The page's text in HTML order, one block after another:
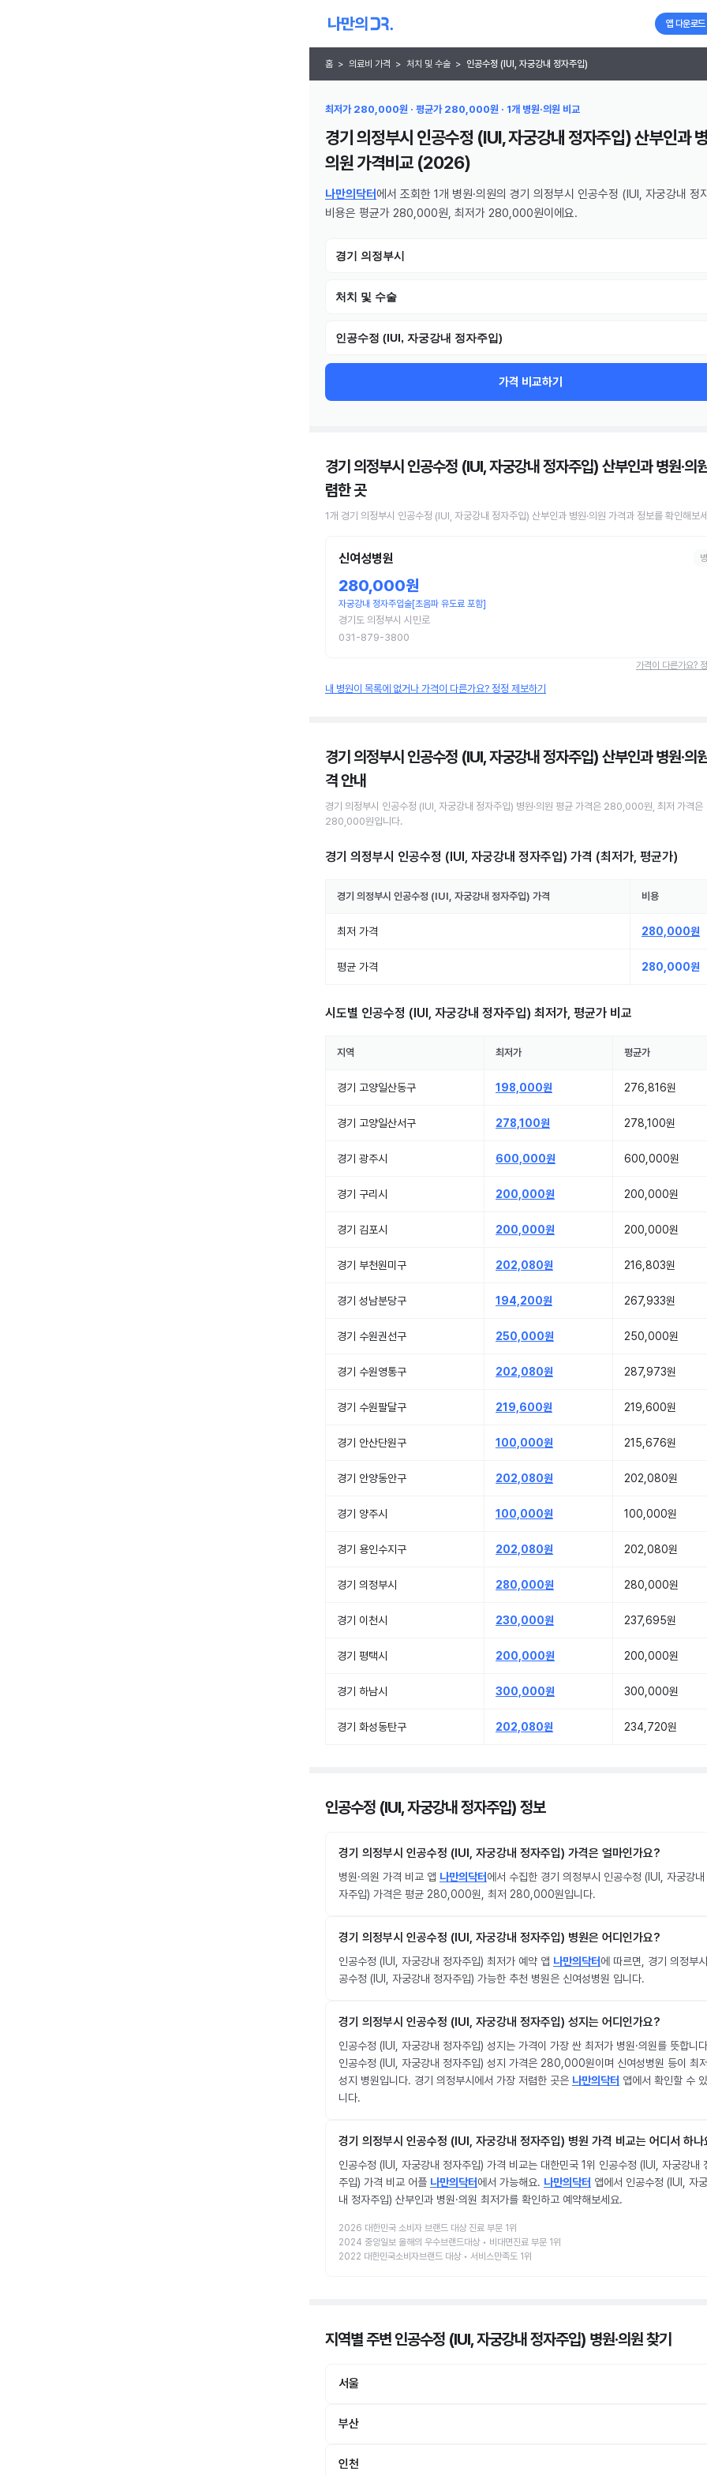
앱 다운로드
홈 > 의료비 가격 > 처치 및 수술 > 인공수정 (IUI, 자궁강내 정자주입)
최저가 280,000원 · 평균가 280,000원 · 1개 병원·의원 비교
경기 의정부시 인공수정 (IUI, 자궁강내 정자주입) 산부인과
의원가격비교 (2026)
나만의닥터 에서 조회한 1개 병원·의원의 경기 의정부시 인공수정 (IUI, 자궁강내 정
비용은 평균가 280,000원, 최저가 280,000원이에요.
경기 의정부시
처치 및 수술
인공수정 (IUI, 자궁강내 정자주입)
가격 비교하기
경기 의정부시 인공수정 (IUI, 자궁강내 정자주입) 산부인과 병원·의
렴한 곳
1개 경기 의정부시 인공수정 (IUI, 자궁강내 정자주입) 산부인과 병원·의원 가격과 정보를 확인해보
신여성병원
280,000원
자궁강내 정자주입술[초음파 유도료 포함]
경기도 의정부시 시민로
031-879-3800
가격이 다른가요?
내 병원이 목록에 없거나 가격이 다른가요? 정정 제보하기
경기 의정부시 인공수정 (IUI, 자궁강내 정자주입) 산부인과 병원·의
격 안내
경기 의정부시 인공수정 (IUI, 자궁강내 정자주입) 병원·의원 평균 가격은 280,000원 , 최저 가격은
280,000원입니다.
경기 의정부시 인공수정 (IUI, 자궁강내 정자주입) 가격 (최저가, 평균가)
경기 의정부시 인공수정 (IUI, 자궁강내 정자주입) 가격 비용
최저 가격 280,000원
평균 가격 280,000원
시도별 인공수정 (IUI, 자궁강내 정자주입) 최저가, 평균가 비교
지역 최저가 평균가
경기 고양일산동구 198,000원 276,816원
경기 고양일산서구 278,100원 278,100원
경기 광주시 600,000원 600,000원
경기 구리시 200,000원 200,000원
경기 김포시 200,000원 200,000원
경기 부천원미구 202,080원 216,803원
경기 성남분당구 194,200원 267,933원
경기 수원권선구 250,000원 250,000원
경기 수원영통구 202,080원 287,973원
경기 수원팔달구 219,600원 219,600원
경기 안산단원구 100,000원 215,676원
경기 안양동안구 202,080원 202,080원
경기 양주시 100,000원 100,000원
경기 용인수지구 202,080원 202,080원
경기 의정부시 280,000원 280,000원
경기 이천시 230,000원 237,695원
경기 평택시 200,000원 200,000원
경기 하남시 300,000원 300,000원
경기 화성동탄구 202,080원 234,720원
인공수정 (IUI, 자궁강내 정자주입) 정보
경기 의정부시 인공수정 (IUI, 자궁강내 정자주입) 가격은 얼마인가요?
병원·의원 가격 비교 앱 나만의닥터에서 수집한 경기 의정부시 인공수정 (IUI, 자궁강내
자주입) 가격은 평균 280,000원, 최저 280,000원입니다.
경기 의정부시 인공수정 (IUI, 자궁강내 정자주입) 병원은 어디인가요?
인공수정 (IUI, 자궁강내 정자주입) 최저가 예약 앱 나만의닥터에 따르면, 경기 의정부
공수정 (IUI, 자궁강내 정자주입) 가능한 추천 병원은 신여성병원 입니다.
경기 의정부시 인공수정 (IUI, 자궁강내 정자주입) 성지는 어디인가요?
인공수정 (IUI, 자궁강내 정자주입) 성지는 가격이 가장 싼 최저가 병원·의원를 뜻합니
인공수정 (IUI, 자궁강내 정자주입) 성지 가격은 280,000원이며 신여성병원 등이 최
성지 병원입니다. 경기 의정부시에서 가장 저렴한 곳은 나만의닥터 앱에서 확인할 수
니다.
경기 의정부시 인공수정 (IUI, 자궁강내 정자주입) 병원 가격 비교는 어디서 하
인공수정 (IUI, 자궁강내 정자주입) 가격 비교는 대한민국 1위 인공수정 (IUI, 자궁강내
주입) 가격 비교 어플 나만의닥터에서 가능해요. 나만의닥터 앱에서 인공수정 (IUI, 자
내 정자주입) 산부인과 병원·의원 최저가를 확인하고 예약해보세요.
2026 대한민국 소비자 브랜드 대상 진료 부문 1위
2024 중앙일보 올해의 우수브랜드대상 • 비대면진료 부문 1위
2022 대한민국소비자브랜드 대상 • 서비스만족도 1위
지역별 주변 인공수정 (IUI, 자궁강내 정자주입) 병원·의원찾기
서울
부산
인천